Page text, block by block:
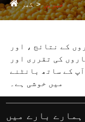
گھر خبریں
کے نتائج ، اور
کی تقرری اور
کے ساتھ بانٹنے
میں خوشی ہے۔
ہمارے بارے میں